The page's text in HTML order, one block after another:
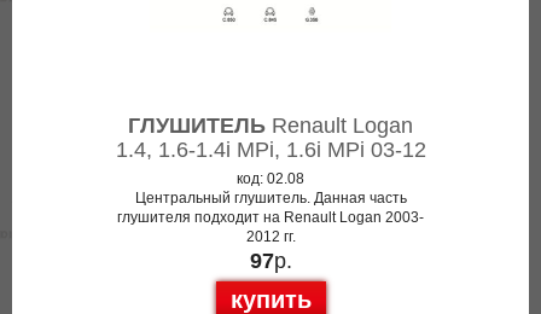
ГЛУШИТЕЛЬ Renault Logan
1.4, 1.6-1.4i MPi, 1.6i MPi 03-12
код: 02.08
Центральный глушитель. Данная часть
глушителя подходит на Renault Logan 2003-
2012 гг.
97р.
купить